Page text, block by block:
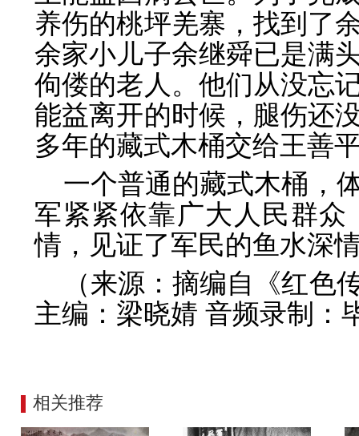
养伤的桃坪羌寨，找到了
余家小儿子余继舜已是满
佝偻的老人。他们从没忘
能益离开的时候，腿伤还
多年的藏式木桶交给王善
一个普通的藏式木桶，
军紧紧依靠广大人民群
情，见证了军民的鱼水深
（来源：摘编自《红色
主编：梁晓婧 音频录制：
相关推荐